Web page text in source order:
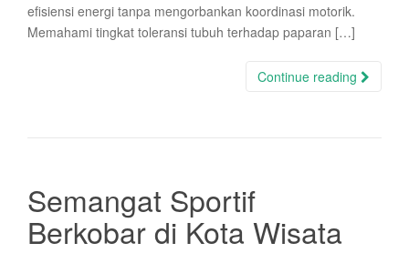
efisiensi energi tanpa mengorbankan koordinasi motorik.
Memahami tingkat toleransi tubuh terhadap paparan […]
Continue reading
Semangat Sportif
Berkobar di Kota Wisata